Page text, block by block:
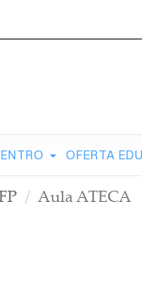
OFERTA
Aula ATECA